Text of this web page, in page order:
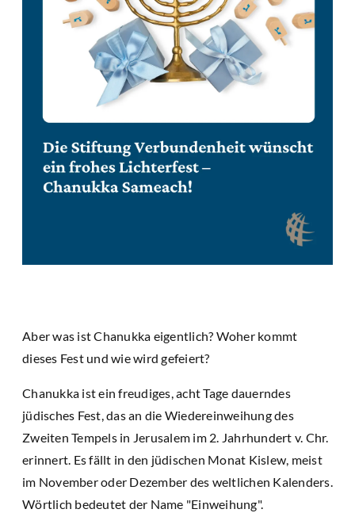
Aber was ist Chanukka eigentlich? Woher kommt
dieses Fest und wie wird gefeiert?
Chanukka ist ein freudiges, acht Tage dauerndes
jüdisches Fest, das an die Wiedereinweihung des
Zweiten Tempels in Jerusalem im 2. Jahrhundert v. Chr.
erinnert. Es fällt in den jüdischen Monat Kislew, meist
im November oder Dezember des weltlichen Kalenders.
Wörtlich bedeutet der Name "Einweihung".